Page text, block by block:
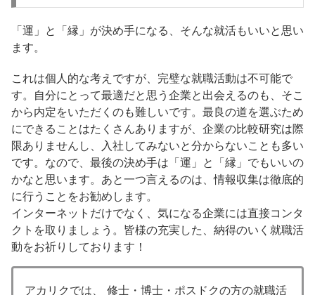
「運」と「縁」が決め手になる、そんな就活もいいと思い
ます。
これは個人的な考えですが、完璧な就職活動は不可能で
す。自分にとって最適だと思う企業と出会えるのも、そこ
から内定をいただくのも難しいです。最良の道を選ぶため
にできることはたくさんありますが、企業の比較研究は際
限ありませんし、入社してみないと分からないことも多い
です。なので、最後の決め手は「運」と「縁」でもいいの
かなと思います。あと一つ言えるのは、情報収集は徹底的
に行うことをお勧めします。
インターネットだけでなく、気になる企業には直接コンタ
クトを取りましょう。皆様の充実した、納得のいく就職活
動をお祈りしております！
アカリクでは、 修士・博士・ポスドクの方の就職活